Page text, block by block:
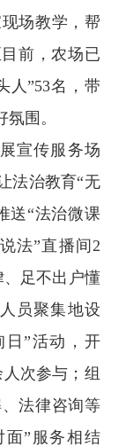
场教学，帮
前，农场已
人”53名，带
围。
宣传服务场
法治教育“无
送“法治微课
法”直播间2
足不出户懂
员聚集地设
日”活动，开
次参与；组
法律咨询等
面”服务相结